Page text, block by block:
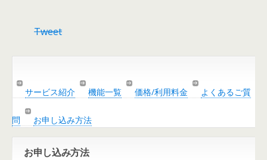
Tweet
サービス紹介 機能一覧 価格/利用料金 よくあるご質
問 お申し込み方法
お申し込み方法